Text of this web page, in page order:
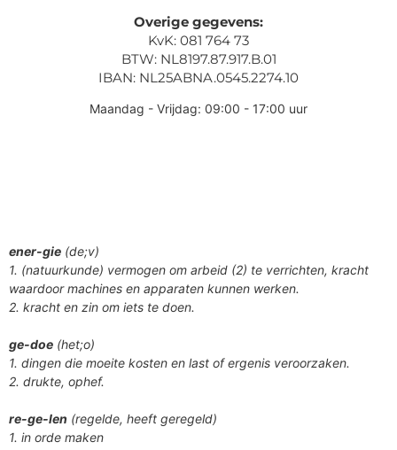
Overige gegevens:
KvK: 081 764 73
BTW: NL8197.87.917.B.01
IBAN: NL25ABNA.0545.2274.10
Maandag - Vrijdag: 09:00 - 17:00 uur
ener-gie (de;v)
1. (natuurkunde) vermogen om arbeid (2) te verrichten, kracht
waardoor machines en apparaten kunnen werken.
2. kracht en zin om iets te doen.
ge-doe (het;o)
1. dingen die moeite kosten en last of ergenis veroorzaken.
2. drukte, ophef.
re-ge-len (regelde, heeft geregeld)
1. in orde maken